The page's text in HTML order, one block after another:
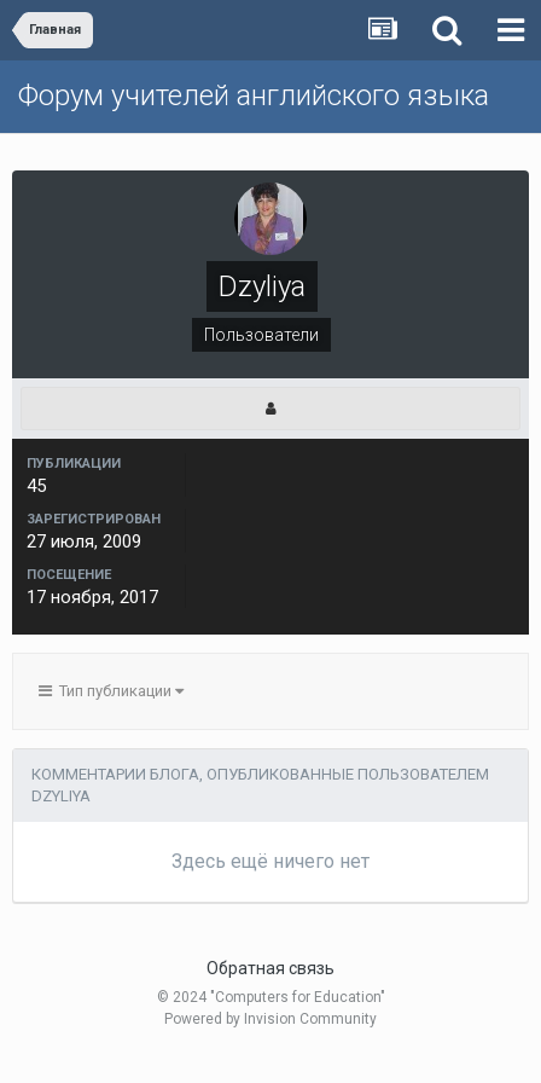
Главная
Форум учителей английского языка
Dzyliya
Пользователи
ПУБЛИКАЦИИ
45
ЗАРЕГИСТРИРОВАН
27 июля, 2009
ПОСЕЩЕНИЕ
17 ноября, 2017
Тип публикации
КОММЕНТАРИИ БЛОГА, ОПУБЛИКОВАННЫЕ ПОЛЬЗОВАТЕЛЕМ
DZYLIYA
Здесь ещё ничего нет
Обратная связь
© 2024 "Computers for Education"
Powered by Invision Community